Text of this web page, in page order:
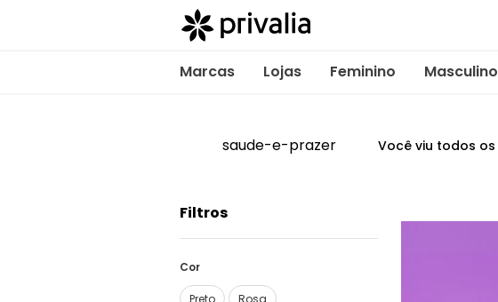
Marcas Lojas Feminino Masculino
saude-e-prazer Você viu todos os
Filtros
Cor
Preto
Rosa